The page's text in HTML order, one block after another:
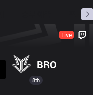
프로빌
Live
BRO
8th